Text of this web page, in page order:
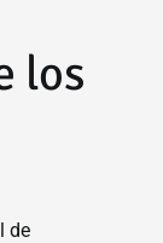
los
de